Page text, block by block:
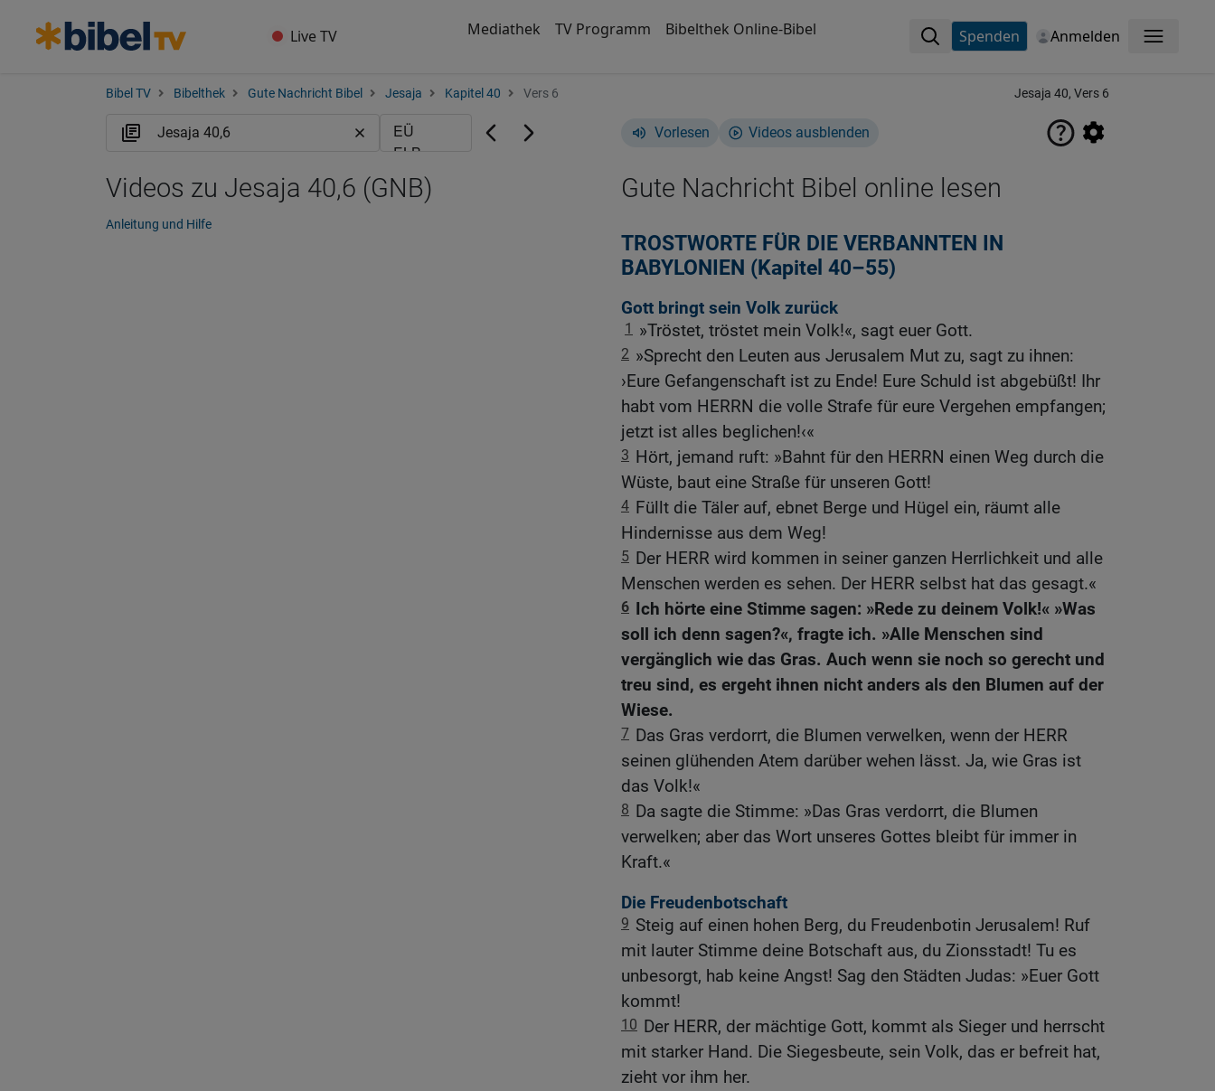
Live TV Mediathek TV Programm Bibelthek Online-Bibel Spenden Anmelden Menü
Bibel TV Bibelthek Gute Nachricht Bibel Jesaja Kapitel 40 Vers 6 Jesaja 40, Vers 6
Vorlesen Videos ausblenden
Gute Nachricht Bibel online lesen
TROSTWORTE FÜR DIE VERBANNTEN IN
BABYLONIEN (Kapitel 40–55)
Gott bringt sein Volk zurück
1 »Tröstet, tröstet mein Volk!«, sagt euer Gott.
2 »Sprecht den Leuten aus Jerusalem Mut zu, sagt zu ihnen:
›Eure Gefangenschaft ist zu Ende! Eure Schuld ist abgebüßt! Ihr
habt vom HERRN die volle Strafe für eure Vergehen empfangen;
jetzt ist alles beglichen!‹«
3 Hört, jemand ruft: »Bahnt für den HERRN einen Weg durch die
Wüste, baut eine Straße für unseren Gott!
4 Füllt die Täler auf, ebnet Berge und Hügel ein, räumt alle
Hindernisse aus dem Weg!
5 Der HERR wird kommen in seiner ganzen Herrlichkeit und alle
Menschen werden es sehen. Der HERR selbst hat das gesagt.«
6 Ich hörte eine Stimme sagen: »Rede zu deinem Volk!« »Was
soll ich denn sagen?«, fragte ich. »Alle Menschen sind
vergänglich wie das Gras. Auch wenn sie noch so gerecht und
treu sind, es ergeht ihnen nicht anders als den Blumen auf der
Wiese.
7 Das Gras verdorrt, die Blumen verwelken, wenn der HERR
seinen glühenden Atem darüber wehen lässt. Ja, wie Gras ist
das Volk!«
8 Da sagte die Stimme: »Das Gras verdorrt, die Blumen
verwelken; aber das Wort unseres Gottes bleibt für immer in
Kraft.«
Die Freudenbotschaft
9 Steig auf einen hohen Berg, du Freudenbotin Jerusalem! Ruf
mit lauter Stimme deine Botschaft aus, du Zionsstadt! Tu es
unbesorgt, hab keine Angst! Sag den Städten Judas: »Euer Gott
kommt!
10 Der HERR, der mächtige Gott, kommt als Sieger und herrscht
mit starker Hand. Die Siegesbeute, sein Volk, das er befreit hat,
zieht vor ihm her.
Videos zu Jesaja 40,6 (GNB)
Anleitung und Hilfe